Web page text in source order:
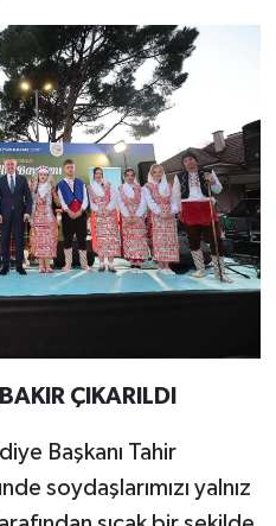
ÇIKARILDI
Başkanı Tahir
soydaşlarımızı yalnız